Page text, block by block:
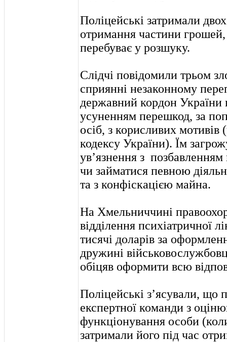
Поліцейські затримали двох
отримання частини грошей,
перебуває у розшуку.
Слідчі повідомили трьом
сприянні незаконному
державний кордон України
усуненням перешкод, за
осіб, з корисливих
кодексу України). Їм
ув’язнення з
чи займатися певною
та з конфіскацією майна.
На Хмельниччині
відділення психіатричної
тисячі доларів за
дружині
обіцяв оформити всю
Поліцейські з’ясували, що
експертної команди з
функціонування особи
затримали його під час